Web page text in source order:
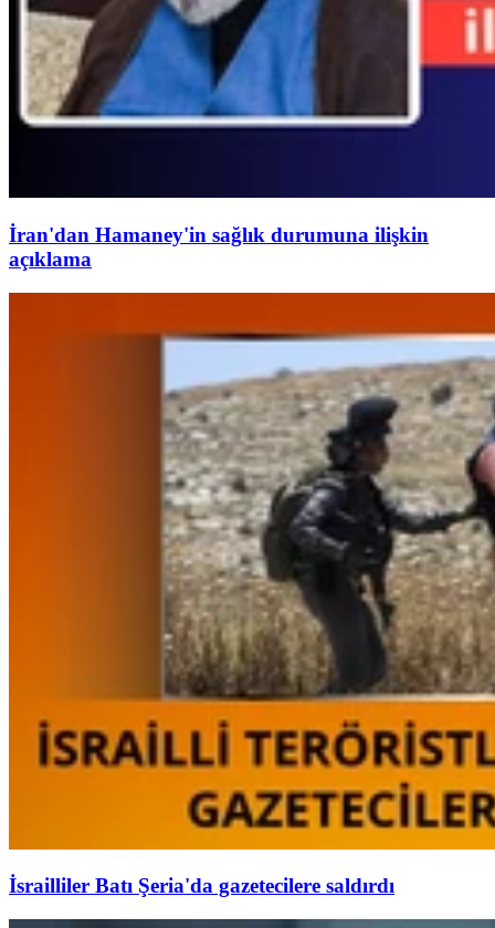
İran'dan Hamaney'in sağlık durumuna ilişkin
açıklama
İsrailliler Batı Şeria'da gazetecilere saldırdı